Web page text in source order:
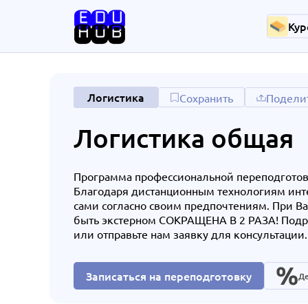
Логистика Сохранить
Логистика общая
Программа профессиональной
Благодаря дистанционным технологиям
сами согласно своим предпочтениям. При
быть экстерном СОКРАЩЕНА В 2 РАЗА!
или отправьте нам заявку для консультации.
Записаться на переподготовку